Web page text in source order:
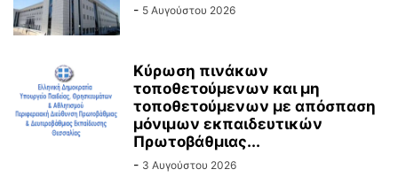
- 5 Αυγούστου 2026
Κύρωση πινάκων
τοποθετούμενων και μη
τοποθετούμενων με απόσπαση
μόνιμων εκπαιδευτικών
Πρωτοβάθμιας...
- 3 Αυγούστου 2026